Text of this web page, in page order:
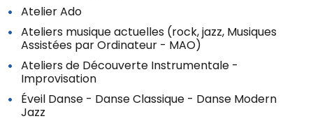
Atelier Ado
Ateliers musique actuelles (rock, jazz, Musiques
Assistées par Ordinateur - MAO)
Ateliers de Découverte Instrumentale -
Improvisation
Éveil Danse - Danse Classique - Danse Modern
Jazz